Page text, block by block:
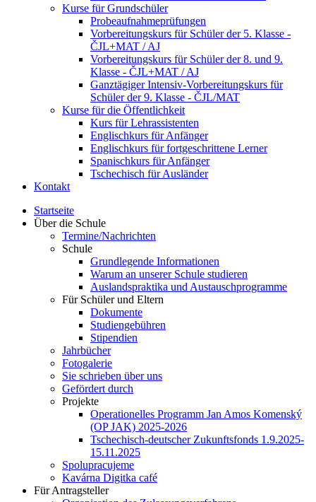
Kurse für Grundschüler
Probeaufnahmeprüfungen
Vorbereitungskurs für Schüler der 5. Klasse -
ČJL+MAT / AJ
Vorbereitungskurs für Schüler der 8. und 9.
Klasse - ČJL+MAT / AJ
Ganztägiger Intensiv-Vorbereitungskurs für
Schüler der 9. Klasse - ČJL/MAT
Kurse für die Öffentlichkeit
Kurs für Lehrassistenten
Englischkurs für Anfänger
Englischkurs für fortgeschrittene Lerner
Spanischkurs für Anfänger
Tschechisch für Ausländer
Kontakt
Startseite
Über die Schule
Termine/Nachrichten
Schule
Grundlegende Informationen
Warum an unserer Schule studieren
Auslandspraktika und Austauschprogramme
Für Schüler und Eltern
Dokumente
Studiengebühren
Stipendien
Jahrbücher
Fotogalerie
Sie schrieben über uns
Gefördert durch
Projekte
Operationelles Programm Jan Amos Komenský
(OP JAK) 2025-2026
Tschechisch-deutscher Zukunftsfonds 1.9.2025-
15.11.2025
Spolupracujeme
Kavárna Digitka café
Für Antragsteller